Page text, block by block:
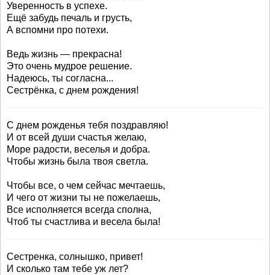
Уверенность в успехе.
Ещё забудь печаль и грусть,
А вспомни про потехи.
Ведь жизнь — прекрасна!
Это очень мудрое решение.
Надеюсь, ты согласна...
Сестрёнка, с днем рождения!
С днем рожденья тебя поздравляю!
И от всей души счастья желаю,
Море радости, веселья и добра.
Чтобы жизнь была твоя светла.
Чтобы все, о чем сейчас мечтаешь,
И чего от жизни ты не пожелаешь,
Все исполняется всегда сполна,
Чтоб ты счастлива и весела была!
Сестренка, солнышко, привет!
И сколько там тебе уж лет?